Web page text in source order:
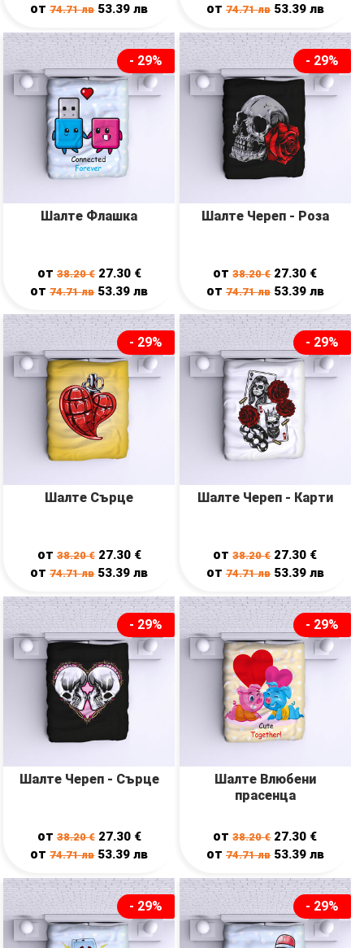
от74.71лв 53.39лв от 74.71лв 53.39 лв
- 29%
Шалте Флашка
от38.20€ 27.30 €
от74.71лв 53.39лв
- 29%
Шалте Череп - Роза
от38.20€ 27.30 €
от 74.71лв 53.39 лв
- 29%
Шалте Сърце
от38.20€ 27.30 €
от74.71лв 53.39лв
- 29%
Шалте Череп - Карти
от38.20€ 27.30 €
от 74.71лв 53.39 лв
- 29%
Шалте Череп - Сърце
от38.20€ 27.30 €
от74.71лв 53.39лв
- 29%
Шалте Влюбени
прасенца
от38.20€ 27.30 €
от 74.71лв 53.39 лв
- 29% - 29%